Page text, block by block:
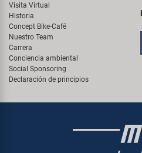
Visita Virtual
Historia
Concept Bike-Café
Nuestro Team
Carrera
Conciencia ambiental
Social Sponsoring
Declaración de principios